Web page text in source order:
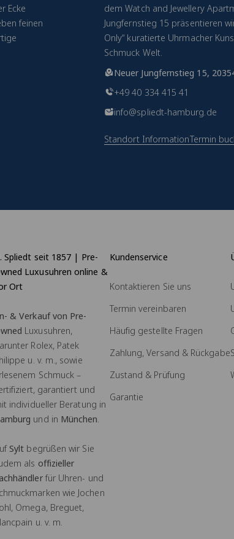
Ecke
feinen
dem Watch and Jewellery
Jungfernstieg 15 präsentieren
Only“ kuratierte Uhrmacher
Schmuck Welt.
Neuer Jungfernstieg 15,
+49 40 334 415 41
info@spliedt-hamburg.de
Standort InformationTermin
Spliedt seit 1857 | Pre-
Luxusuhren online &
Ort
& Verkauf von Pre-
Luxusuhren,
Rolex, Patek
u. v. m., sowie
Schmuck –
garantiert und
individueller Beratung in
und in München
Sylt begrüßen wir Sie
als offizieller
für Uhren- und
wie Jochen
Omega, Breguet,
u. v. m.
Kundenservice
Kontaktieren Sie uns
Termin vereinbaren
Häufig gestellte Fragen
Zahlung, Versand & Rückgabe
Zustand & Prüfung
Garantie